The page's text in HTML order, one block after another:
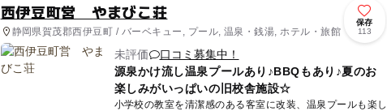
西伊豆町営 やまびこ荘
静岡県賀茂郡西伊豆町 / バーベキュー, プール, 温泉・銭湯, ホテル・旅館
保存
113
未評価
口コミ募集中！
源泉かけ流し温泉プールあり♪BBQもあり♪夏のお
楽しみがいっぱいの旧校舎施設☆
小学校の教室を清潔感のある客室に改装、温泉プールも楽し